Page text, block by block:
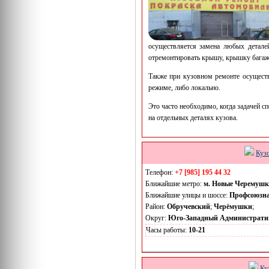
осуществляется замена любых
отремонтировать крышу, крышку
Также при кузовном ремонте
режиме, либо локально.
Это часто необходимо, когда задачей
на отдельных деталях кузова.
Телефон: +7 [985] 195 44 32
Ближайшие метро: м. Новые
Ближайшие улицы и шоссе:
Район: Обручевский; Черёмушки;
Округ: Юго-Западный
Часы работы: 10-21